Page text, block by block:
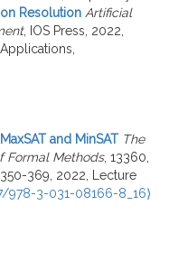
Resolution Artificial
, IOS Press, 2022,
and MinSAT The
Formal Methods, 13360,
369, 2022, Lecture
978-3-031-08166-8_16⟩